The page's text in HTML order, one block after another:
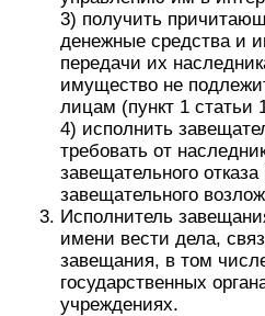
3) получить
денежные средства и
передачи их
имущество не
лицам (пункт 1 статьи
4) исполнить
требовать от
завещательного
завещательного
Исполнитель
имени вести дела,
завещания, в том
государственных
учреждениях.